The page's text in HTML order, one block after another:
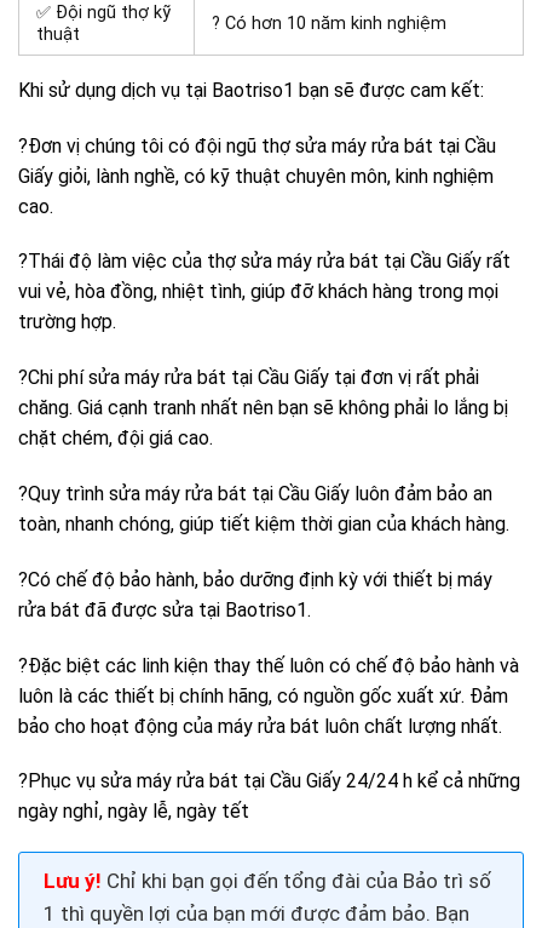
✅ Đội ngũ thợ kỹ
thuật
? Có hơn 10 năm kinh nghiệm
Khi sử dụng dịch vụ tại Baotriso1 bạn sẽ được cam kết:
?Đơn vị chúng tôi có đội ngũ thợ sửa máy rửa bát tại Cầu
Giấy giỏi, lành nghề, có kỹ thuật chuyên môn, kinh nghiệm
cao.
?Thái độ làm việc của thợ sửa máy rửa bát tại Cầu Giấy rất
vui vẻ, hòa đồng, nhiệt tình, giúp đỡ khách hàng trong mọi
trường hợp.
?Chi phí sửa máy rửa bát tại Cầu Giấy tại đơn vị rất phải
chăng. Giá cạnh tranh nhất nên bạn sẽ không phải lo lắng bị
chặt chém, đội giá cao.
?Quy trình sửa máy rửa bát tại Cầu Giấy luôn đảm bảo an
toàn, nhanh chóng, giúp tiết kiệm thời gian của khách hàng.
?Có chế độ bảo hành, bảo dưỡng định kỳ với thiết bị máy
rửa bát đã được sửa tại Baotriso1.
?Đặc biệt các linh kiện thay thế luôn có chế độ bảo hành và
luôn là các thiết bị chính hãng, có nguồn gốc xuất xứ. Đảm
bảo cho hoạt động của máy rửa bát luôn chất lượng nhất.
?Phục vụ sửa máy rửa bát tại Cầu Giấy 24/24 h kể cả những
ngày nghỉ, ngày lễ, ngày tết
Lưu ý! Chỉ khi bạn gọi đến tổng đài của Bảo trì số
1 thì quyền lợi của bạn mới được đảm bảo. Bạn